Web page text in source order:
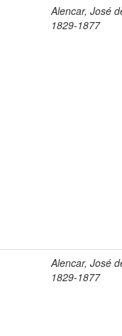
Alencar, José
1829-1877
Alencar, José
1829-1877